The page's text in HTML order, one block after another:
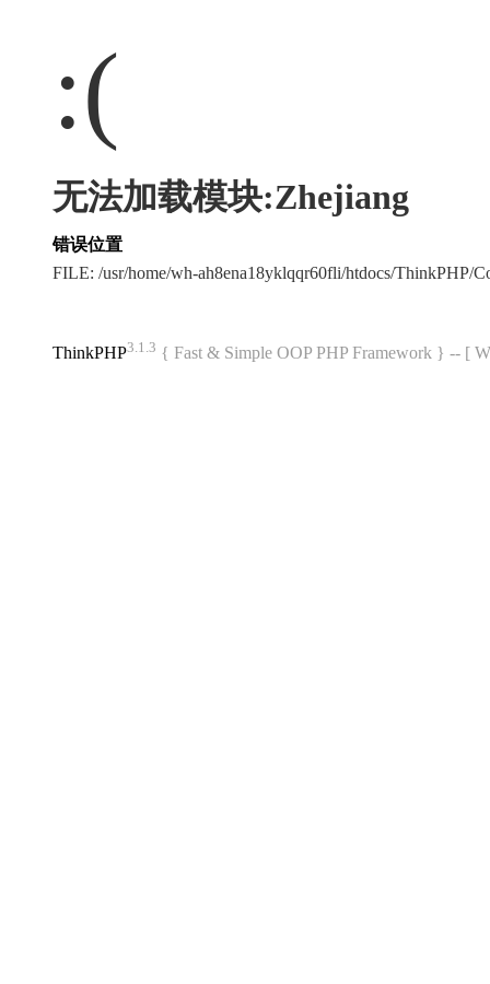
:(
无法加载模块:Zhejiang
错误位置
FILE: /usr/home/wh-ah8ena18yklqqr60fli/htdocs/
ThinkPHP3.1.3 { Fast & Simple OOP PHP Framework } -- [